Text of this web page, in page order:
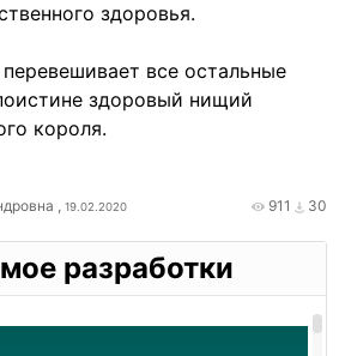
здоровья.
все остальные
здоровый нищий
короля.
, 19.02.2020 911 30
разработки